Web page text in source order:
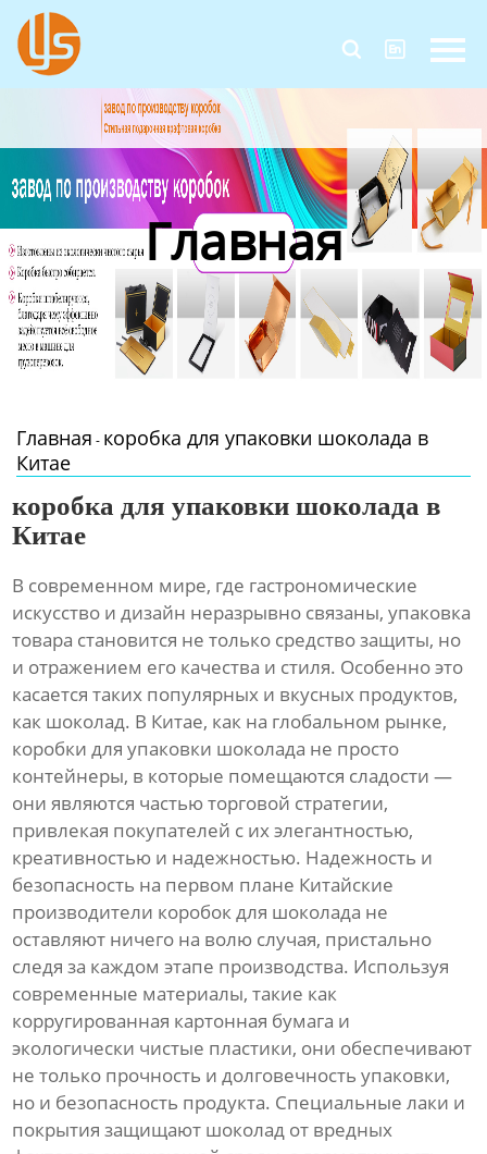
 
Главная
Продукция
О Нас
Контакты Главная
Главная - коробка для упаковки шоколада в
Китае
коробка для упаковки шоколада в
Китае
В современном мире, где гастрономические
искусство и дизайн неразрывно связаны, упаковка
товара становится не только средство защиты, но
и отражением его качества и стиля. Особенно это
касается таких популярных и вкусных продуктов,
как шоколад. В Китае, как на глобальном рынке,
коробки для упаковки шоколада не просто
контейнеры, в которые помещаются сладости —
они являются частью торговой стратегии,
привлекая покупателей с их элегантностью,
креативностью и надежностью. Надежность и
безопасность на первом плане Китайские
производители коробок для шоколада не
оставляют ничего на волю случая, пристально
следя за каждом этапе производства. Используя
современные материалы, такие как
корругированная картонная бумага и
экологически чистые пластики, они обеспечивают
не только прочность и долговечность упаковки,
но и безопасность продукта. Специальные лаки и
покрытия защищают шоколад от вредных